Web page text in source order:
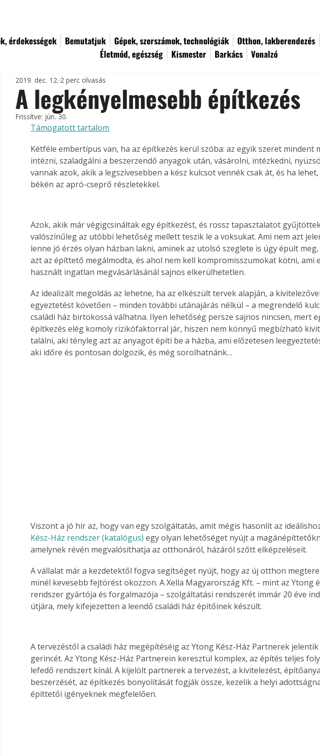
érdekességek Bemutatjuk Gépek, szerszámok, technológiák Otthon, lakberendezés
Életmód, egészség
Kismester Barkács Vonalzó
A legkényelmesebb építkezés
2019. dec. 12. 2 perc olvasás
Frissítve: jún. 30.
Támogatott tartalom
Kétféle embertípus van, ha az építkezés kerül szóba: az egyik szeret mindent
intézni, szaladgálni a beszerzendő anyagok után, vásárolni, intézkedni,
vannak azok, akik a legszívesebben a kész kulcsot vennék csak át, és ha
békén az apró-cseprő részletekkel.
Azok, akik már végigcsináltak egy építkezést, és rossz tapasztalatot
valószínűleg az utóbbi lehetőség mellett teszik le a voksukat. Ami nem azt
lenne jó érzés olyan házban lakni, aminek az utolsó szeglete is úgy épült
azt az építtető megálmodta, és ahol nem kell kompromisszumokat kötni, ami
használt ingatlan megvásárlásánál sajnos elkerülhetetlen.
Az idealizált megoldás az lehetne, ha az elkészült tervek alapján, a
egyeztetést követően – minden további utánajárás nélkül – a megrendelő
családi ház birtokossá válhatna. Ilyen lehetőség persze sajnos nincsen, mert
építkezés elég komoly rizikófaktorral jár, hiszen nem könnyű megbízható
találni, aki tényleg azt az anyagot építi be a házba, ami előzetesen
aki időre és pontosan dolgozik, és még sorolhatnánk…
Viszont a jó hír az, hogy van egy szolgáltatás, amit mégis hasonlít az
Kész-Ház rendszer (katalógus) egy olyan lehetőséget nyújt a
amelynek révén megvalósíthatja az otthonáról, házáról szőtt elképzeléseit.
A vállalat már a kezdetektől fogva segítséget nyújt, hogy az új otthon
minél kevesebb fejtörést okozzon. A Xella Magyarország Kft. – mint az Ytong
rendszer gyártója és forgalmazója – szolgáltatási rendszerét immár 20 éve
útjára, mely kifejezetten a leendő családi ház építőinek készült.
A tervezéstől a családi ház megépítéséig az Ytong Kész-Ház Partnerek
gerincét. Az Ytong Kész-Ház Partnerein keresztül komplex, az építés teljes
lefedő rendszert kínál. A kijelölt partnerek a tervezést, a kivitelezést,
beszerzését, az építkezés bonyolítását fogják össze, kezelik a helyi
építtetői igényeknek megfelelően.